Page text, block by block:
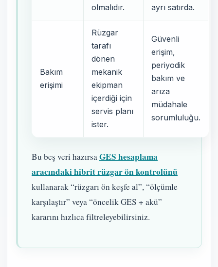
olmalıdır.
ayrı satırda.
Bakım
erişimi
Rüzgar
tarafı
dönen
mekanik
ekipman
içerdiği için
servis planı
ister.
Güvenli
erişim,
periyodik
bakım ve
arıza
müdahale
sorumluluğu.
Bu beş veri hazırsaGES hesaplama
aracındaki hibrit rüzgar ön kontrolünü
kullanarak “rüzgarı ön keşfe al”, “ölçümle
karşılaştır” veya “öncelik GES + akü”
kararını hızlıca filtreleyebilirsiniz.